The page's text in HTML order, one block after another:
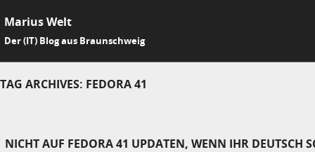
Marius Welt
Der (IT) Blog aus Braunschweig
TAG ARCHIVES: FEDORA 41
NICHT AUF FEDORA 41 UPDATEN, WENN IHR DEUTSCH